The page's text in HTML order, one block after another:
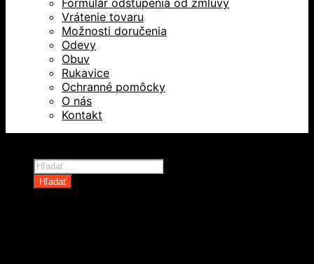
Vrátenie tovaru
Možnosti doručenia
Odevy
Obuv
Rukavice
Ochranné pomôcky
O nás
Kontakt
Products
search
Hľadať